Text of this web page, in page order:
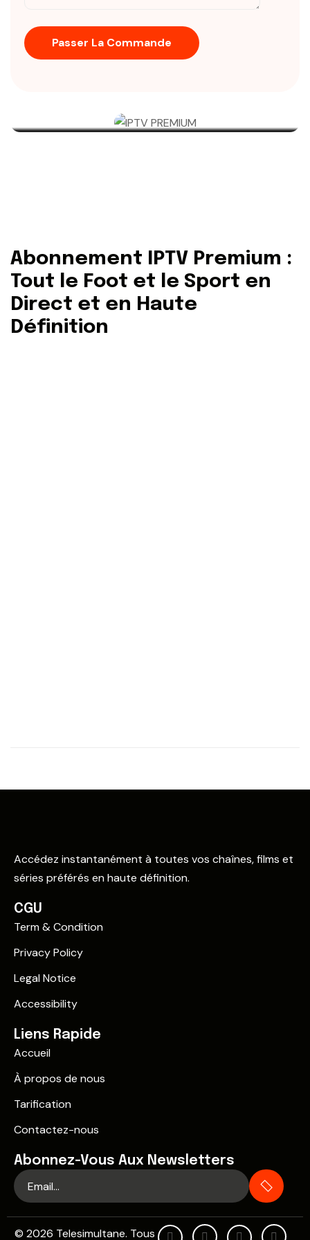
Abonnement IPTV Premium :
Tout le Foot et le Sport en
Direct et en Haute
Définition
Accédez instantanément à toutes vos chaînes, films et
séries préférés en haute définition.
CGU
Term & Condition
Privacy Policy
Legal Notice
Accessibility
Liens Rapide
Accueil
À propos de nous
Tarification
Contactez-nous
Abonnez-Vous Aux Newsletters
© 2026 Telesimultane. Tous